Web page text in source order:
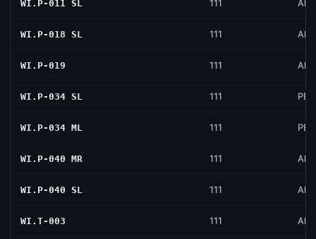
WI.P-011 SL 111 All
WI.P-018 SL 111 All
WI.P-019 111 All
WI.P-034 SL 111 PB
WI.P-034 ML 111 PB
WI.P-040 MR 111 All
WI.P-040 SL 111 All
WI.T-003 111 All